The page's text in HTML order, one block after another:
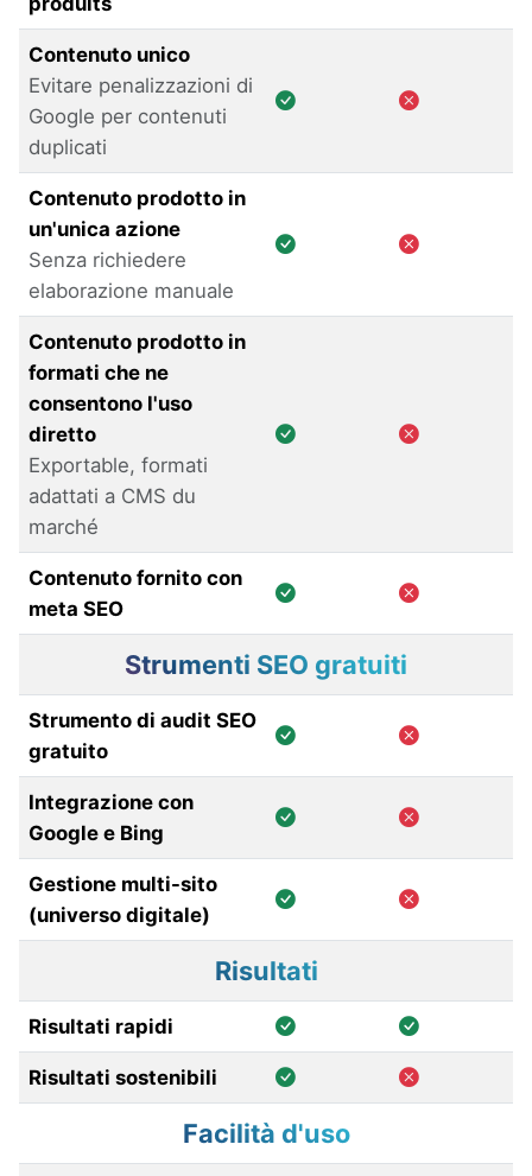
Contenuto unico
Evitare penalizzazioni di
Google per contenuti
duplicati
Contenuto prodotto in
un'unica azione
Senza richiedere
elaborazione manuale
Contenuto prodotto in
formati che ne
consentono l'uso
diretto
Exportable, formati
adattati a CMS du
marché
Contenuto fornito con
meta SEO
Strumenti SEO gratuiti
Strumento di audit SEO
gratuito
Integrazione con
Google e Bing
Gestione multi-sito
(universo digitale)
Risultati
Risultati rapidi
Risultati sostenibili
Facilità d'uso